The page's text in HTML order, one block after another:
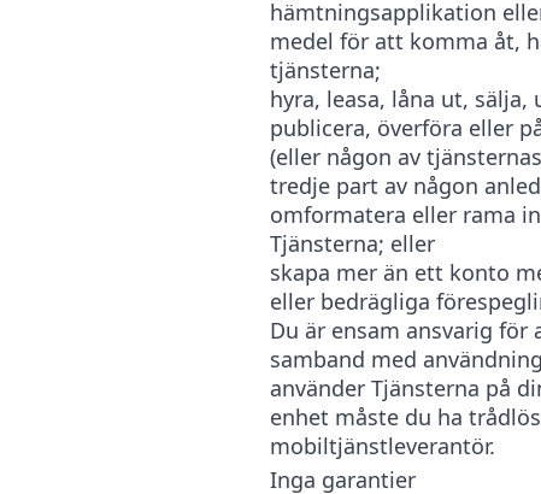
hämtningsapplikation
medel för att komma åt,
tjänsterna;
hyra, leasa, låna ut,
publicera, överföra eller
(eller någon av
tredje part av någon
omformatera eller rama
Tjänsterna; eller
skapa mer än ett konto
eller bedrägliga
Du är ensam ansvarig för
samband med
använder Tjänsterna på
enhet måste du ha
mobiltjänstleverantör.
Inga garantier